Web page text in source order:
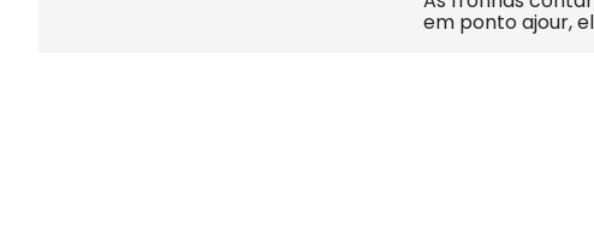
em ponto ajour,